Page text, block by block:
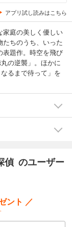
アプリ試し読みはこちら
家庭の美しく優しい
ちのうち、いった
表題作。時空を飛び
の逆襲」。ほかに
るまで待って」を
偵 のユーザー
ント ／